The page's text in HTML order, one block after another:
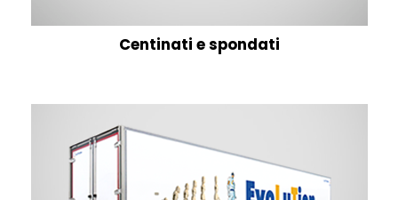
Centinati e spondati